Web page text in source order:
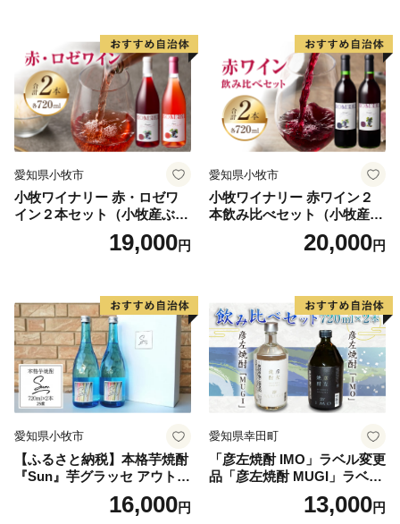
愛知県小牧市
小牧ワイナリー 赤・ロゼワ
イン２本セット（小牧産ぶど
19,000円
愛知県小牧市
小牧ワイナリー 赤ワイン２
本飲み比べセット（小牧産ぶ
どう100％使用）20,000円
愛知県小牧市
【ふるさと納税】本格芋焼酎
『Sun』芋グラッセ アウトド
ア ソロキャンプ ベランピン
グ 巣ごもり 就労支援16,000円
愛知県幸田町
「彦左焼酎 IMO」ラベル変更
品「彦左焼酎 MUGI」ラベル
変更品 飲み比べ セット 合計
2本 720ml×各1本 25度 焼酎
13,000円